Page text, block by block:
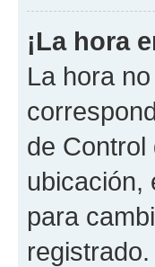
¡La hora
La hora
de
ubicación,
para